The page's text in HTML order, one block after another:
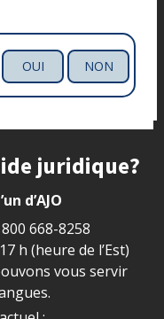
OUI NON
juridique?
d’AJO
800 668-8258
h (heure de l’Est)
vous servir